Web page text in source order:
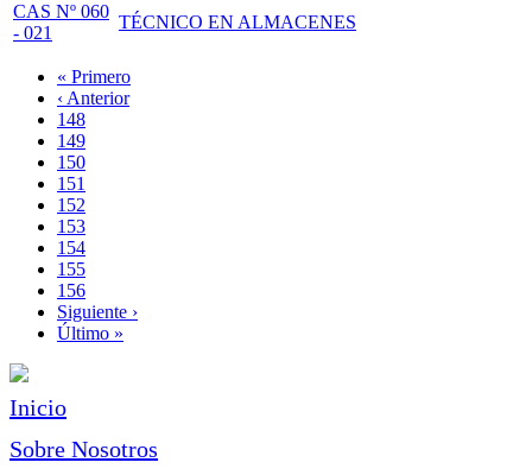
CAS Nº 060
- 021
TÉCNICO EN ALMACENES
Paginación
Primera
página
« Primero
Página
anterior
‹ Anterior
Page
148
Page
149
Page
150
Page
151
Página
actual
152
Page
153
Page
154
Page
155
Page
156
Siguiente
página
Siguiente ›
Última
Último »
Inicio
Sobre Nosotros